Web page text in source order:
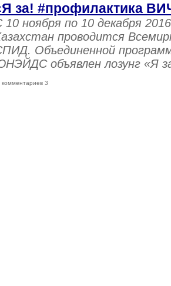
за! #профилактика
10 ноября по 10 декабря
проводится
Объединенной
объявлен лозунг «Я
комментариев 3